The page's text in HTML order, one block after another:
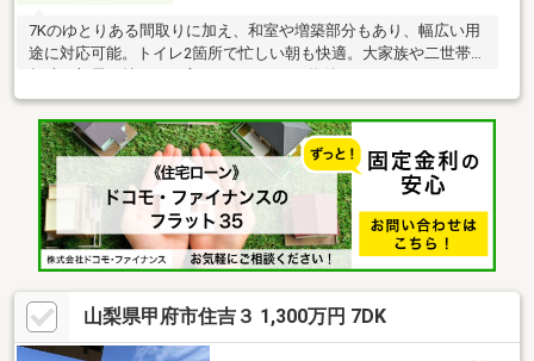
7Kのゆとりある間取りに加え、和室や増築部分もあり、幅広い用
途に対応可能。トイレ2箇所で忙しい朝も快適。大家族や二世帯、
山梨県甲府市住吉３ 1,300万円 7DK